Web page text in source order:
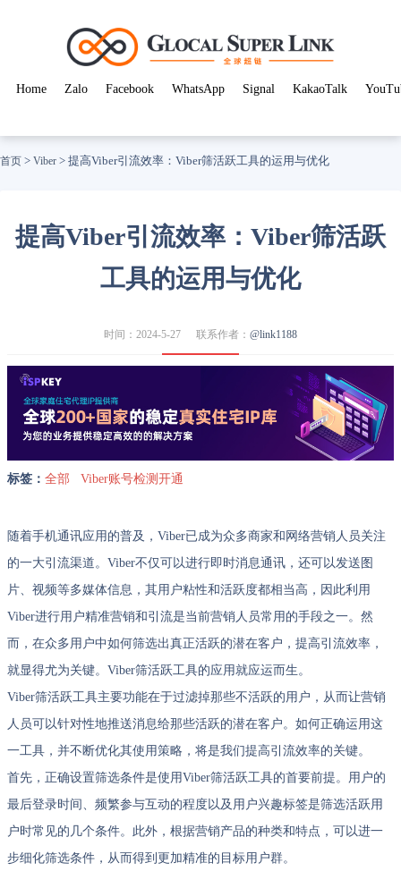
Home Zalo Facebook WhatsApp Signal KakaoTalk
首页 > Viber > 提高Viber引流效率：Viber筛活跃工具的运用与优化
提高Viber引流效率：Viber筛活跃
工具的运用与优化
时间：2024-5-27 联系作者： @link1188
标签： 全部 Viber账号检测开通
随着手机通讯应用的普及，Viber已成为众多商家和网络营销人员关注
的一大引流渠道。Viber不仅可以进行即时消息通讯，还可以发送图
片、视频等多媒体信息，其用户粘性和活跃度都相当高，因此利用
Viber进行用户精准营销和引流是当前营销人员常用的手段之一。然
而，在众多用户中如何筛选出真正活跃的潜在客户，提高引流效率，
就显得尤为关键。Viber筛活跃工具的应用就应运而生。
Viber筛活跃工具主要功能在于过滤掉那些不活跃的用户，从而让营销
人员可以针对性地推送消息给那些活跃的潜在客户。如何正确运用这
一工具，并不断优化其使用策略，将是我们提高引流效率的关键。
首先，正确设置筛选条件是使用Viber筛活跃工具的首要前提。用户的
最后登录时间、频繁参与互动的程度以及用户兴趣标签是筛选活跃用
户时常见的几个条件。此外，根据营销产品的种类和特点，可以进一
步细化筛选条件，从而得到更加精准的目标用户群。